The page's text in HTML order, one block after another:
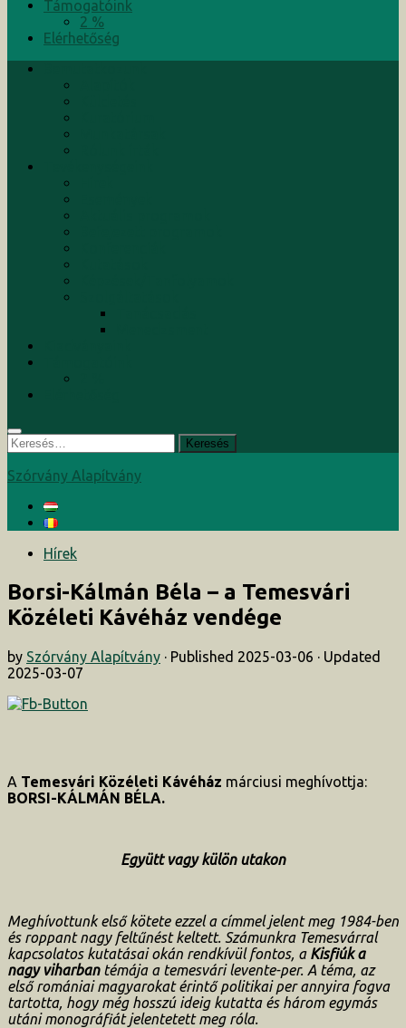
Támogatóink
2 %
Elérhetőség
Keresés:
Szórvány Alapítvány
Hírek
Borsi-Kálmán Béla – a Temesvári
Közéleti Kávéház vendége
by Szórvány Alapítvány · Published 2025-03-06 · Updated
2025-03-07
A Temesvári Közéleti Kávéház márciusi meghívottja:
BORSI-KÁLMÁN BÉLA.
Együtt vagy külön utakon
Meghívottunk első kötete ezzel a címmel jelent meg 1984-ben
és roppant nagy feltűnést keltett. Számunkra Temesvárral
kapcsolatos kutatásai okán rendkívül fontos, a Kisfiúk a
nagy viharban témája a temesvári levente-per. A téma, az
első romániai magyarokat érintő politikai per annyira fogva
tartotta, hogy még hosszú ideig kutatta és három egymás
utáni monográfiát jelentetett meg róla.